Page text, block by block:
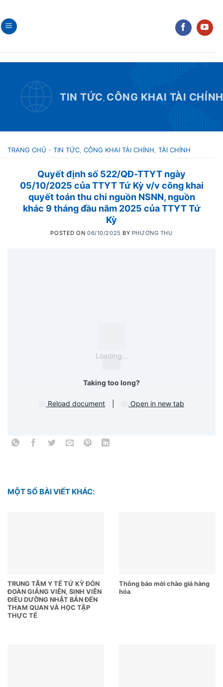
to
content
TIN TỨC , CÔNG KHAI TÀI CHÍNH
TRANG CHỦ - TIN TỨC CÔNG KHAI TÀI CHÍNH TÀI CHÍNH
Quyết định số 522/QĐ-TTYT ngày
05/10/2025 của TTYT Tứ Kỳ v/v công khai
quyết toán thu chi nguồn NSNN, nguồn
khác 9 tháng đầu năm 2025 của TTYT Tứ
Kỳ
POSTED ON06/10/2025 BY PHƯƠNG THU
Loading...
Taking too long?
Reload document Open in new tab
MỘT SỐ BÀI VIẾT KHÁC:
TRUNG TÂM Y TẾ TỨ KỲ ĐÓN
ĐOÀN GIẢNG VIÊN, SINH VIÊN
ĐIỀU DƯỠNG NHẬT BẢN ĐẾN
THAM QUAN VÀ HỌC TẬP
THỰC TẾ
Thông báo mời chào giá hàng
hóa